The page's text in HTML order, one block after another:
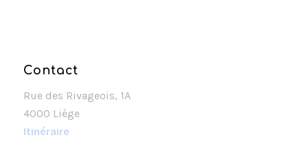
Contact
Rue des Rivageois, 1A
4000 Liège
Itinéraire